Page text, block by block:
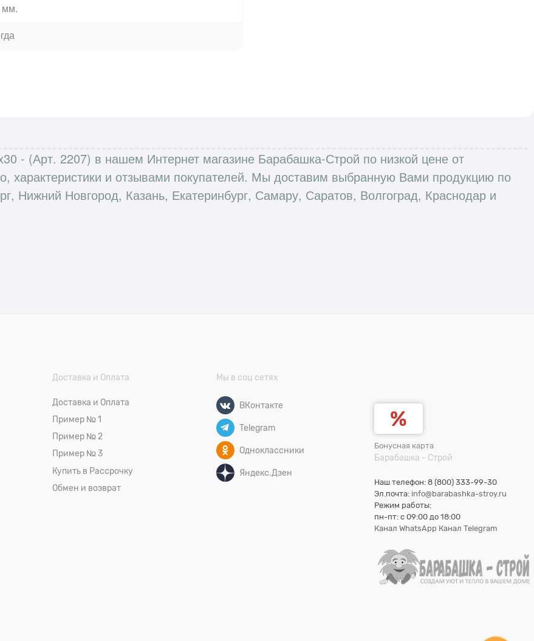
мм.
- (Арт. 2207) в нашем Интернет магазине Барабашка-Строй по низкой цене от
характеристики и отзывами покупателей. Мы доставим выбранную Вами продукцию по
Нижний Новгород, Казань, Екатеринбург, Самару, Саратов, Волгоград, Краснодар и
Доставка и Оплата
Доставка и Оплата
Пример № 1
Пример № 2
Пример № 3
Купить в Рассрочку
Обмен и возврат
Мы в соц сетях
ВКонтакте
Telegram
Одноклассники
Яндекс.Дзен
Бонусная карта
Барабашка - Строй
Наш телефон: 8 (800) 333-99-30
Эл.почта: info@barabashka-stroy.ru
Режим работы:
пн-пт: c 09:00 до 18:00
Канал WhatsApp Канал Telegram